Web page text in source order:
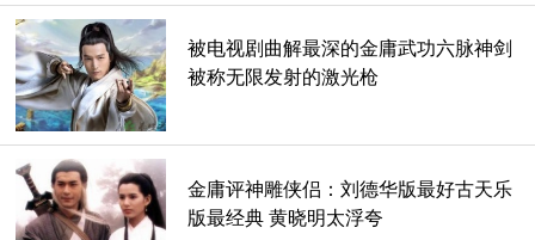
被电视剧曲解最深的金庸武功六脉神剑
被称无限发射的激光枪
金庸评神雕侠侣：刘德华版最好古天乐
版最经典 黄晓明太浮夸